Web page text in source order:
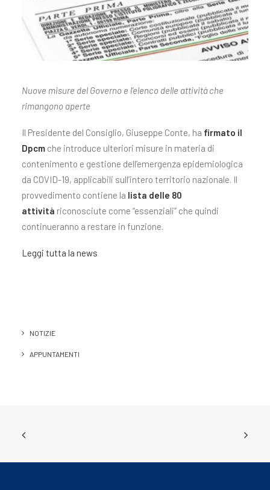
Nuove misure del Governo e l’elenco delle attività che
rimangono aperte
Il Presidente del Consiglio, Giuseppe Conte, ha firmato il
Dpcm che introduce ulteriori misure in materia di
contenimento e gestione dell’emergenza epidemiologica
da COVID-19, applicabili sull’intero territorio nazionale. Il
provvedimento contiene la lista delle 80
attività riconosciute come “essenziali” che quindi
continueranno a restare in funzione.
Leggi tutta la news
NOTIZIE
APPUNTAMENTI